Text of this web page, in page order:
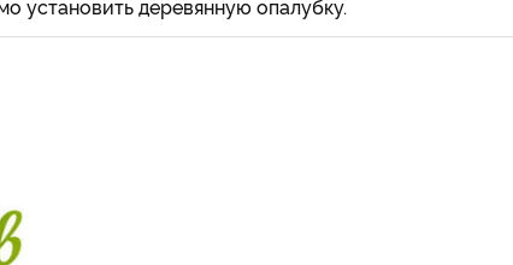
установить деревянную опалубку.